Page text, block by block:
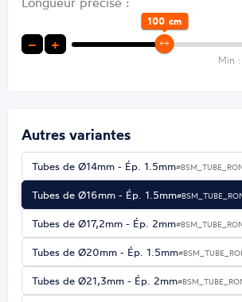
− +
100 cm
Min
Autres variantes
Tubes de Ø14mm - Ép. 1.5mm
Tubes de Ø16mm - Ép. 1.5mm
Tubes de Ø17,2mm - Ép. 2mm
Tubes de Ø20mm - Ép. 1.5mm
Tubes de Ø21,3mm - Ép. 2mm